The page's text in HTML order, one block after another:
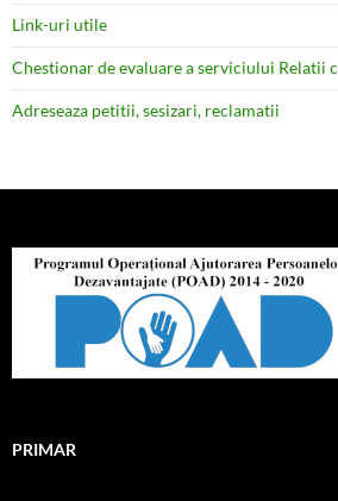
Link-uri utile
Chestionar de evaluare a serviciului Relatii
Adreseaza petitii, sesizari, reclamatii
PRIMAR